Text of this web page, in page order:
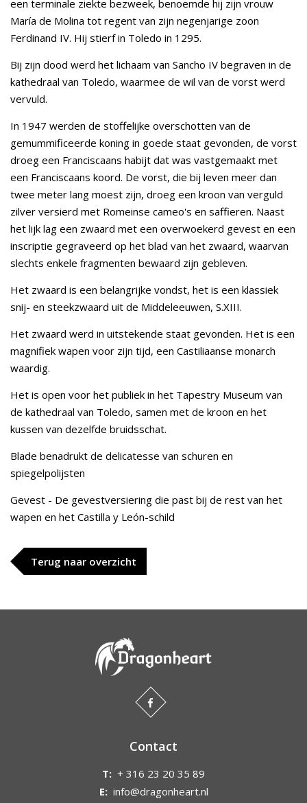
een terminale ziekte bezweek, benoemde hij zijn vrouw
María de Molina tot regent van zijn negenjarige zoon
Ferdinand IV. Hij stierf in Toledo in 1295.
Bij zijn dood werd het lichaam van Sancho IV begraven in de
kathedraal van Toledo, waarmee de wil van de vorst werd
vervuld.
In 1947 werden de stoffelijke overschotten van de
gemummificeerde koning in goede staat gevonden, de vorst
droeg een Franciscaans habijt dat was vastgemaakt met
een Franciscaans koord. De vorst, die bij leven meer dan
twee meter lang moest zijn, droeg een kroon van verguld
zilver versierd met Romeinse cameo's en saffieren. Naast
het lijk lag een zwaard met een overwoekerd gevest en een
inscriptie gegraveerd op het blad van het zwaard, waarvan
slechts enkele fragmenten bewaard zijn gebleven.
Het zwaard is een belangrijke vondst, het is een klassiek
snij- en steekzwaard uit de Middeleeuwen, S.XIII.
Het zwaard werd in uitstekende staat gevonden. Het is een
magnifiek wapen voor zijn tijd, een Castiliaanse monarch
waardig.
Het is open voor het publiek in het Tapestry Museum van
de kathedraal van Toledo, samen met de kroon en het
kussen van dezelfde bruidsschat.
Blade benadrukt de delicatesse van schuren en
spiegelpolijsten
Gevest - De gevestversiering die past bij de rest van het
wapen en het Castilla y León-schild
Terug naar overzicht
Contact
T: + 316 23 20 35 89
E: info@dragonheart.nl